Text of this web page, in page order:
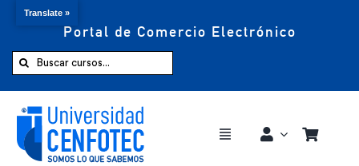
Portal de Comercio Electrónico
Buscar:
Toggle
Translate »